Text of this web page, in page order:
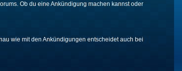
Ob du eine Ankündigung machen kannst oder
wie mit den Ankündigungen entscheidet auch bei